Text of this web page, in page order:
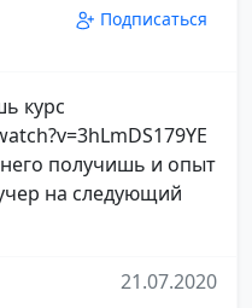
Подписаться
курс
получишь и опыт
на следующий
21.07.2020